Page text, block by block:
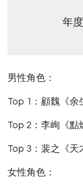
年
男性角色：
Top 1：顧魏《余
Top 2：李峋《點
Top 3：裴之《天
女性角色：